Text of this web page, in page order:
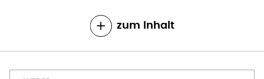
zum Inhalt